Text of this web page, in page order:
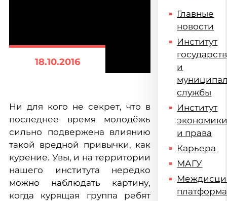
18.10.2016
Ни для кого не секрет, что в
последнее время молодёжь
сильно подвержена влиянию
такой вредной привычки, как
курение. Увы, и на территории
нашего института нередко
можно наблюдать картину,
когда курящая группа ребят
Главные
новости
Институт
и
службы
Институт
и права
Карьера
МАГУ
платформа